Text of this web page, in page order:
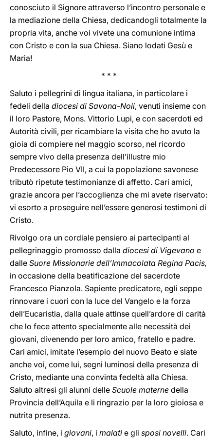
conosciuto il Signore attraverso l’incontro personale e
la mediazione della Chiesa, dedicandogli totalmente la
propria vita, anche voi vivete una comunione intima
con Cristo e con la sua Chiesa. Siano lodati Gesù e
Maria!
* * *
Saluto i pellegrini di lingua italiana, in particolare i
fedeli della diocesi di Savona-Noli, venuti insieme con
il loro Pastore, Mons. Vittorio Lupi, e con sacerdoti ed
Autorità civili, per ricambiare la visita che ho avuto la
gioia di compiere nel maggio scorso, nel ricordo
sempre vivo della presenza dell’illustre mio
Predecessore Pio VII, a cui la popolazione savonese
tributò ripetute testimonianze di affetto. Cari amici,
grazie ancora per l’accoglienza che mi avete riservato:
vi esorto a proseguire nell’essere generosi testimoni di
Cristo.
Rivolgo ora un cordiale pensiero ai partecipanti al
pellegrinaggio promosso dalla diocesi di Vigevano e
dalle Suore Missionarie dell’Immacolata Regina Pacis,
in occasione della beatificazione del sacerdote
Francesco Pianzola. Sapiente predicatore, egli seppe
rinnovare i cuori con la luce del Vangelo e la forza
dell’Eucaristia, dalla quale attinse quell’ardore di carità
che lo fece attento specialmente alle necessità dei
giovani, divenendo per loro amico, fratello e padre.
Cari amici, imitate l’esempio del nuovo Beato e siate
anche voi, come lui, segni luminosi della presenza di
Cristo, mediante una convinta fedeltà alla Chiesa.
Saluto altresì gli alunni delle Scuole materne della
Provincia dell’Aquila e li ringrazio per la loro gioiosa e
nutrita presenza.
Saluto, infine, i giovani, i malati e gli sposi novelli. Cari